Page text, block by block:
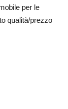
per le
qualità/prezzo